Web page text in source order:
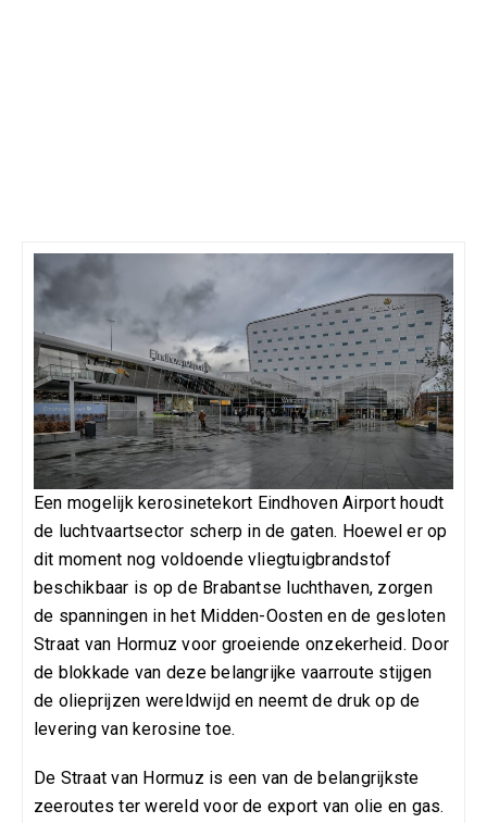
Een mogelijk kerosinetekort Eindhoven Airport houdt
de luchtvaartsector scherp in de gaten. Hoewel er op
dit moment nog voldoende vliegtuigbrandstof
beschikbaar is op de Brabantse luchthaven, zorgen
de spanningen in het Midden-Oosten en de gesloten
Straat van Hormuz voor groeiende onzekerheid. Door
de blokkade van deze belangrijke vaarroute stijgen
de olieprijzen wereldwijd en neemt de druk op de
levering van kerosine toe.
De Straat van Hormuz is een van de belangrijkste
zeeroutes ter wereld voor de export van olie en gas.